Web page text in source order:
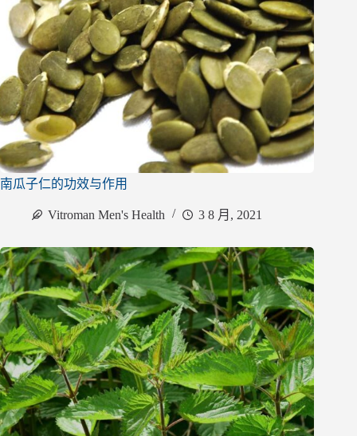
南瓜子仁的功效与作用
Vitroman Men's Health 3 8 月, 2021